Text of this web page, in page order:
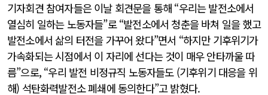
기자회견 참여자들은 이날 회견문을 통해 “우리는 발전소에서
열심히 일하는 노동자들”로 “발전소에서 청춘을 바쳐 일을 했고
발전소에서 삶의 터전을 가꾸어 왔다”면서 “하지만 기후위기가
가속화되는 시점에서 이 자리에 선다는 것이 매우 안타까울 따
름”으로, “우리 발전 비정규직 노동자들도 (기후위기 대응을 위
해) 석탄화력발전소 폐쇄에 동의한다”고 밝혔다.